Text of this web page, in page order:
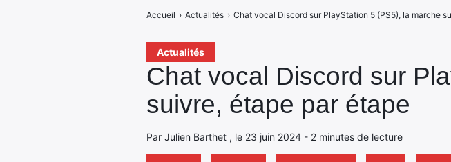
Actualités
Chat vocal Discord sur
suivre, étape par étape
Par Julien Barthet , le 23 juin 2024 - 2 minutes de lecture
Accueil › Actualités › Chat vocal Discord sur PlayStation 5 (PS5), la marche